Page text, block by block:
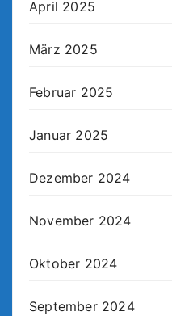
April 2025
März 2025
Februar 2025
Januar 2025
Dezember 2024
November 2024
Oktober 2024
September 2024